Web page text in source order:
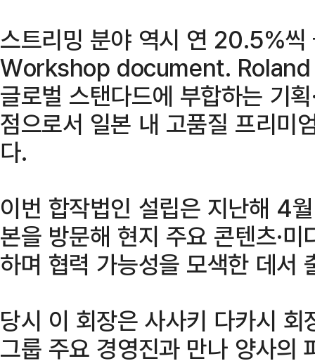
스트리밍 분야 역시 연 20.5%씩
Workshop document. Roland
글로벌 스탠다드에 부합하는 기
점으로서 일본 내 고품질 프리미
다.
이번 합작법인 설립은 지난해 4
본을 방문해 현지 주요 콘텐츠·
하며 협력 가능성을 모색한 데서
당시 이 회장은 사사키 다카시
그룹 주요 경영진과 만나 양사의